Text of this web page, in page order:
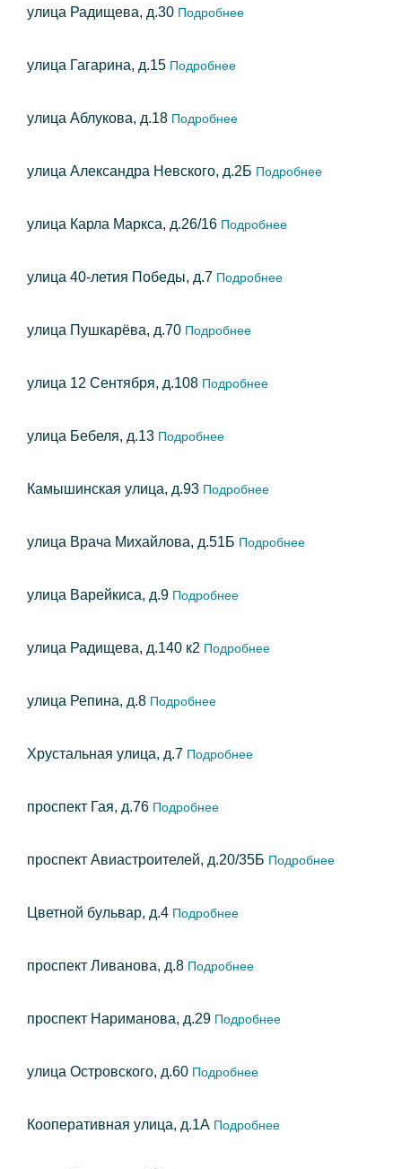
улица Радищева, д.30 Подробнее
улица Гагарина, д.15 Подробнее
улица Аблукова, д.18 Подробнее
улица Александра Невского, д.2Б Подробнее
улица Карла Маркса, д.26/16 Подробнее
улица 40-летия Победы, д.7 Подробнее
улица Пушкарёва, д.70 Подробнее
улица 12 Сентября, д.108 Подробнее
улица Бебеля, д.13 Подробнее
Камышинская улица, д.93 Подробнее
улица Врача Михайлова, д.51Б Подробнее
улица Варейкиса, д.9 Подробнее
улица Радищева, д.140 к2 Подробнее
улица Репина, д.8 Подробнее
Хрустальная улица, д.7 Подробнее
проспект Гая, д.76 Подробнее
проспект Авиастроителей, д.20/35Б Подробнее
Цветной бульвар, д.4 Подробнее
проспект Ливанова, д.8 Подробнее
проспект Нариманова, д.29 Подробнее
улица Островского, д.60 Подробнее
Кооперативная улица, д.1А Подробнее